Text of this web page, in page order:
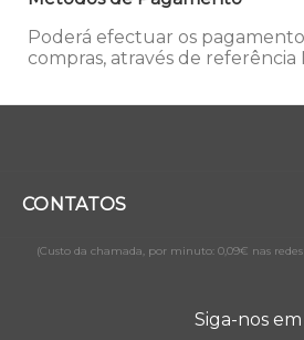
Poderá efectuar os
compras, através de
CONTATOS
(Custo da chamada, por minuto: 0,09€ nas redes
Siga-nos em